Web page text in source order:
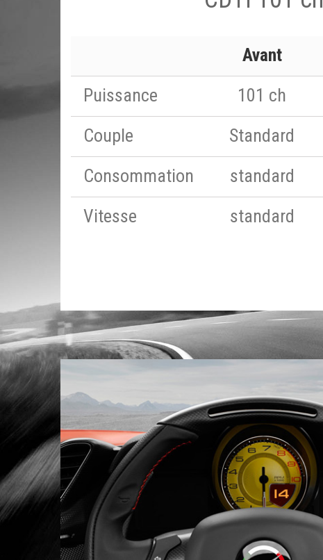
Avant
Puissance
101 ch
Couple
Standard
Consommation
standard
Vitesse
standard